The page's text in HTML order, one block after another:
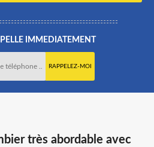
IMMEDIATEMENT
très abordable avec